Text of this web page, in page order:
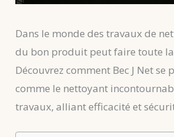
Dans le monde des travaux de
du bon produit peut faire toute
Découvrez comment Bec J Net se
comme le nettoyant
travaux, alliant efficacité et